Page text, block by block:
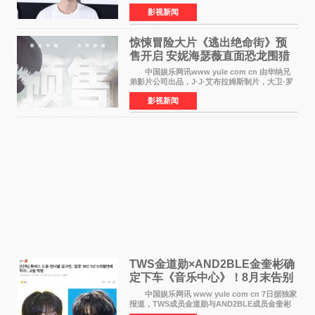
举办电影首映礼。导演程腾、联合导演黄珉、总
制片人曹紫建、制片人李莹莹，配音导演张喆，
对白指导程寅，领
影视新闻
惊悚冒险大片《逃出绝命街》预
售开启 安妮海瑟薇直面恐龙围猎
中国娱乐网讯www yule com cn 由华纳兄
弟影片公司出品，J·J·艾布拉姆斯制片，大卫·罗
伯特·米切尔执导，好莱坞巨星安妮·海瑟薇和伊万
·麦克格雷格领衔主演的2026暑期惊悚冒险大片
《逃出绝
影视新闻
TWS金道勋×AND2BLE金奎彬确
定下车《音乐中心》！8月末告别
MC席位
中国娱乐网讯 www yule com cn 7日据独家
报道，TWS成员金道勋与AND2BLE成员金奎彬